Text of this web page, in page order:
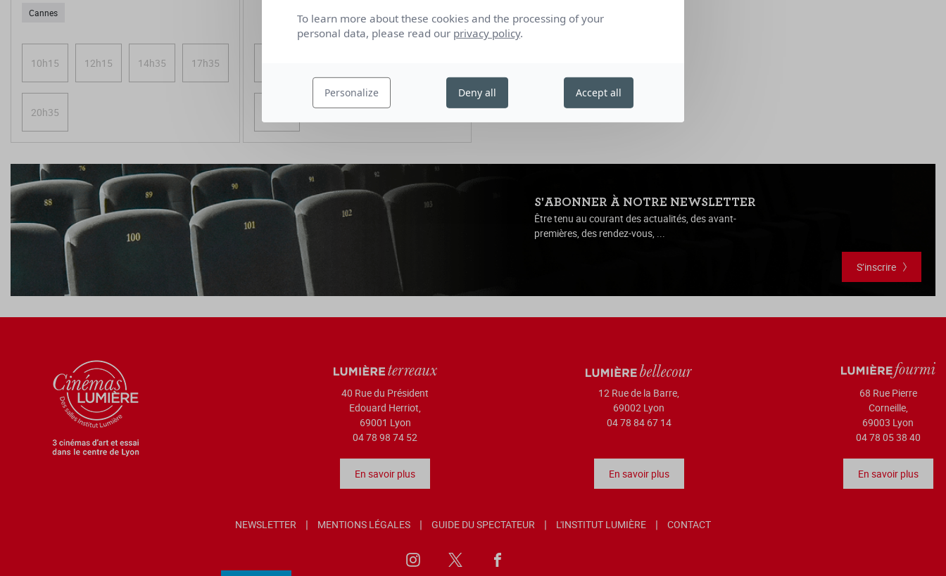
Cannes
10h15 12h15 14h35 17h35
20h35
S'ABONNER À NOTRE NEWSLETTER
Être tenu au courant des actualités, des avant-
premières, des rendez-vous, ...
S’inscrire
40 Rue du Président
Edouard Herriot,
69001 Lyon
04 78 98 74 52
En savoir plus
12 Rue de la Barre,
69002 Lyon
04 78 84 67 14
En savoir plus
68 Rue Pierre
Corneille,
69003 Lyon
04 78 05 38 40
En savoir plus
NEWSLETTER MENTIONS LÉGALES GUIDE DU SPECTATEUR L'INSTITUT LUMIÈRE CONTACT
To learn more about these cookies and the processing of your
personal data, please read our privacy policy.
Personalize Deny all Accept all